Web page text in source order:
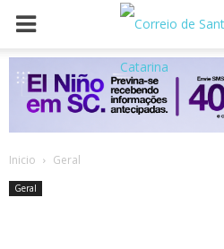
Inicio Geral
Geral